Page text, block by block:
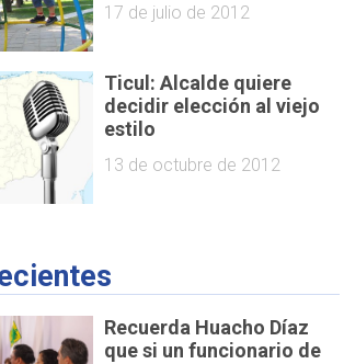
17 de julio de 2012
Ticul: Alcalde quiere
decidir elección al viejo
estilo
13 de octubre de 2012
Recuerda Huacho Díaz
que si un funcionario de